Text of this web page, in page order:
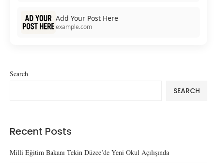
Add Your Post Here
example.com
Search
SEARCH
Recent Posts
Milli Eğitim Bakanı Tekin Düzce’de Yeni Okul Açılışında